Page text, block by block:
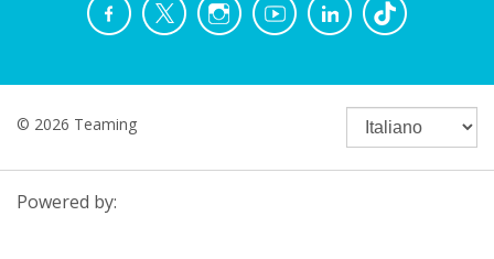
© 2026 Teaming
Powered by: